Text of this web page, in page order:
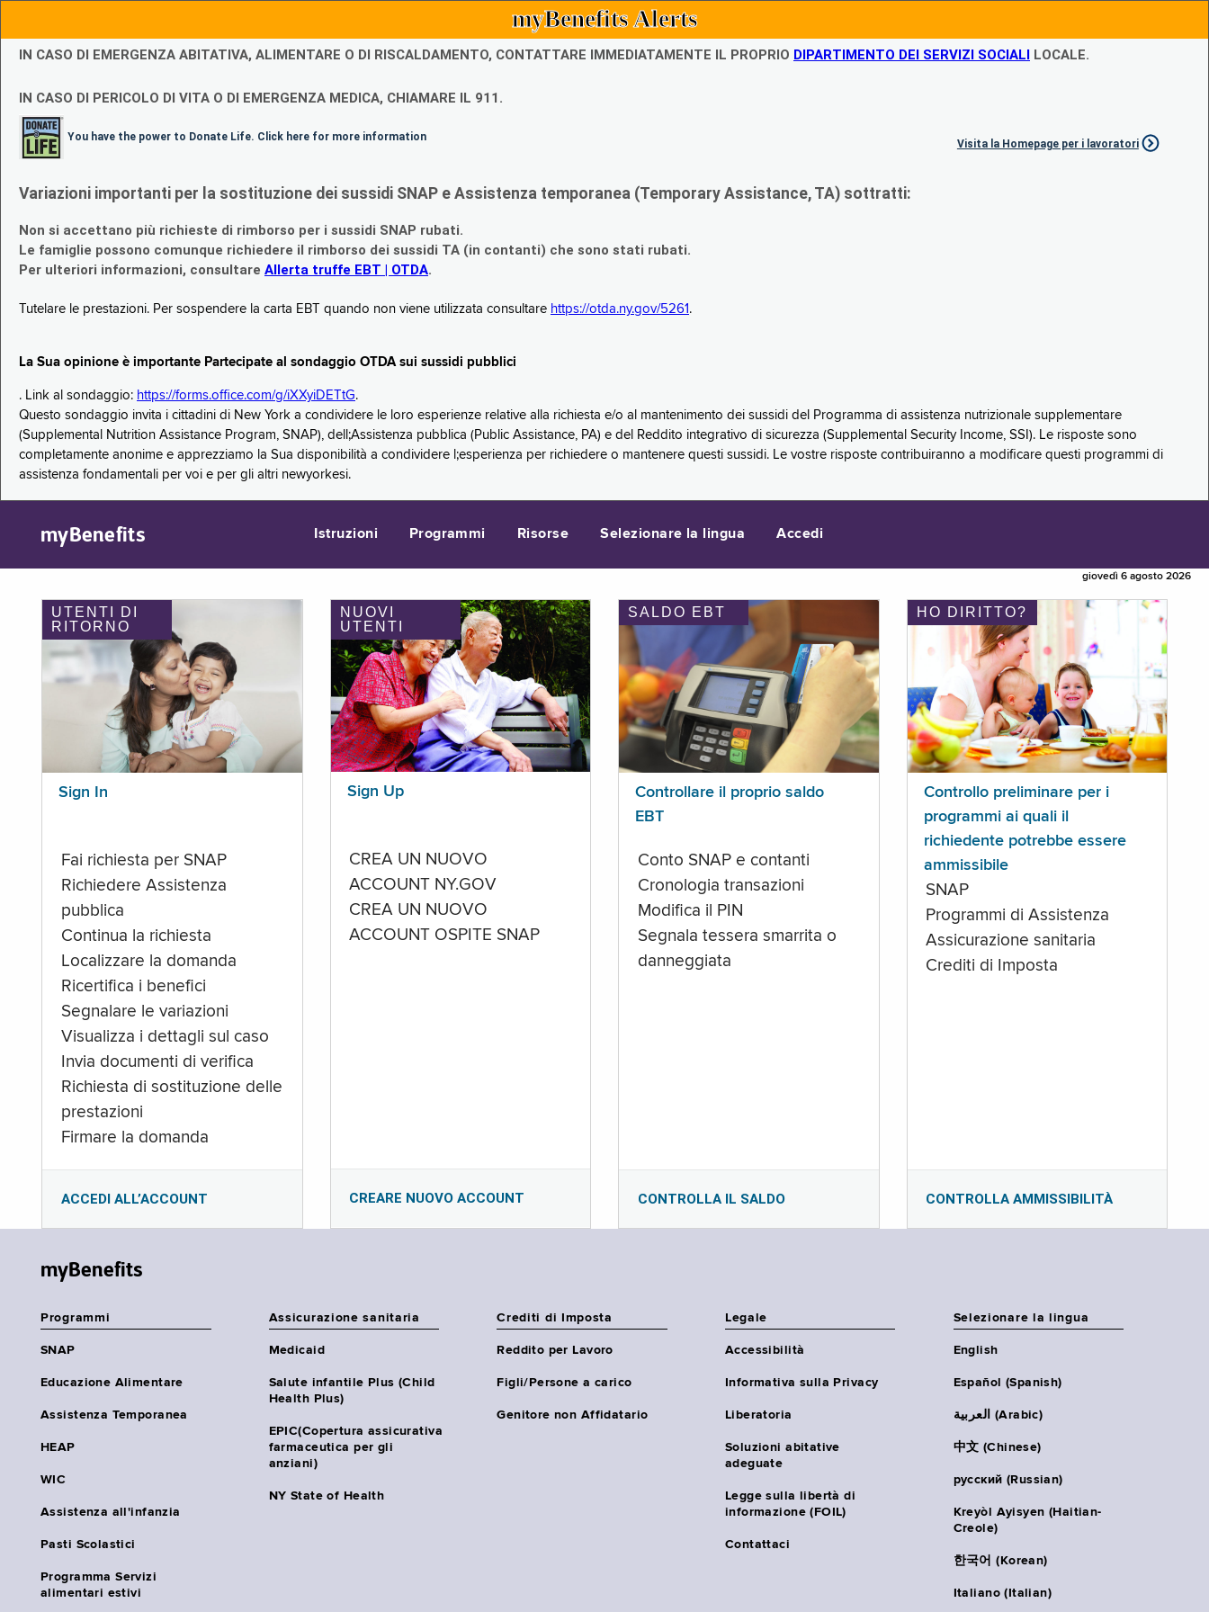
myBenefits Alerts
IN CASO DI EMERGENZA ABITATIVA, ALIMENTARE O DI RISCALDAMENTO, CONTATTARE IMMEDIATAMENTE IL PROPRIO DIPARTIMENTO DEI SERVIZI SOCIALI LOCALE.
IN CASO DI PERICOLO DI VITA O DI EMERGENZA MEDICA, CHIAMARE IL 911.
You have the power to Donate Life. Click here for more information
Visita la Homepage per i lavoratori
Variazioni importanti per la sostituzione dei sussidi SNAP e Assistenza temporanea (Temporary Assistance, TA) sottratti:
Non si accettano più richieste di rimborso per i sussidi SNAP rubati.
Le famiglie possono comunque richiedere il rimborso dei sussidi TA (in contanti) che sono stati rubati.
Per ulteriori informazioni, consultare Allerta truffe EBT | OTDA.
Tutelare le prestazioni. Per sospendere la carta EBT quando non viene utilizzata consultare https://otda.ny.gov/5261 .
La Sua opinione è importante Partecipate al sondaggio OTDA sui sussidi pubblici
. Link al sondaggio: https://forms.office.com/g/iXXyiDETtG.
Questo sondaggio invita i cittadini di New York a condividere le loro esperienze relative alla richiesta e/o al mantenimento dei sussidi del Programma di assistenza nutrizionale supplementare
(Supplemental Nutrition Assistance Program, SNAP), dell;Assistenza pubblica (Public Assistance, PA) e del Reddito integrativo di sicurezza (Supplemental Security Income, SSI). Le risposte sono
completamente anonime e apprezziamo la Sua disponibilità a condividere l;esperienza per richiedere o mantenere questi sussidi. Le vostre risposte contribuiranno a modificare questi programmi di
assistenza fondamentali per voi e per gli altri newyorkesi.
myBenefits Istruzioni Programmi Risorse Selezionare la lingua Accedi
giovedì 6 agosto 2026
UTENTI DI
RITORNO
Sign In
Fai richiesta per SNAP
Richiedere Assistenza
pubblica
Continua la richiesta
Localizzare la domanda
Ricertifica i benefici
Segnalare le variazioni
Visualizza i dettagli sul caso
Invia documenti di verifica
Richiesta di sostituzione delle
prestazioni
Firmare la domanda
ACCEDI ALL’ACCOUNT
NUOVI
UTENTI
Sign Up
CREA UN NUOVO
ACCOUNT NY.GOV
CREA UN NUOVO
ACCOUNT OSPITE SNAP
CREARE NUOVO ACCOUNT
SALDO EBT
Controllare il proprio saldo
EBT
Conto SNAP e contanti
Cronologia transazioni
Modifica il PIN
Segnala tessera smarrita o
danneggiata
CONTROLLA IL SALDO
HO DIRITTO?
Controllo preliminare per i
programmi ai quali il
richiedente potrebbe essere
ammissibile
SNAP
Programmi di Assistenza
Assicurazione sanitaria
Crediti di Imposta
CONTROLLA AMMISSIBILITÀ
myBenefits
Programmi
SNAP
Educazione Alimentare
Assistenza Temporanea
HEAP
WIC
Assistenza all'infanzia
Pasti Scolastici
Programma Servizi
alimentari estivi
Assicurazione sanitaria
Medicaid
Salute infantile Plus (Child
Health Plus)
EPIC(Copertura assicurativa
farmaceutica per gli
anziani)
NY State of Health
Crediti di Imposta
Reddito per Lavoro
Figli/Persone a carico
Genitore non Affidatario
Legale
Accessibilità
Informativa sulla Privacy
Liberatoria
Soluzioni abitative
adeguate
Legge sulla libertà di
informazione (FOIL)
Contattaci
Selezionare la lingua
English
Español (Spanish)
العربية (Arabic)
中文 (Chinese)
русский (Russian)
Kreyòl Ayisyen (Haitian-
Creole)
한국어 (Korean)
Italiano (Italian)